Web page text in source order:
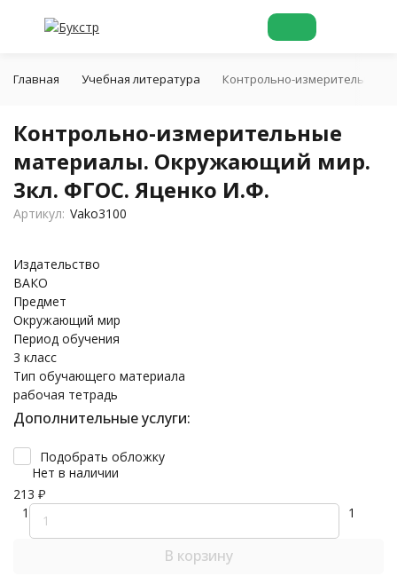
Главная Учебная литература Контрольно-измерительные
Контрольно-измерительные
материалы. Окружающий мир.
3кл. ФГОС. Яценко И.Ф.
Артикул: Vako3100
Издательство
ВАКО
Предмет
Окружающий мир
Период обучения
3 класс
Тип обучающего материала
рабочая тетрадь
Дополнительные услуги:
Подобрать обложку
Нет в наличии
213 ₽
1
1
В корзину